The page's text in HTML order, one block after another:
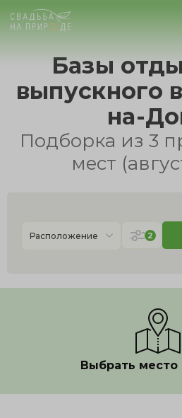
Ростов-на-Дону
Банкет
День рождения
Новогодний корпоратив
Базы
выпускного
на-
Подборка из 3
мест
Расположение 2
Выбрать место